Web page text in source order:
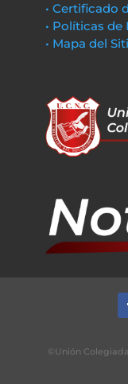
• Certificado
• Políticas
• Mapa del
©Unión